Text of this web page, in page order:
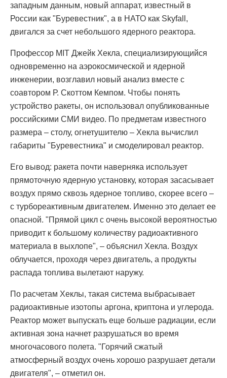
западным данным, новый аппарат, известный в
России как "Буревестник", а в НАТО как Skyfall,
двигался за счет небольшого ядерного реактора.
Профессор MIT Джейк Хекла, специализирующийся
одновременно на аэрокосмической и ядерной
инженерии, возглавил новый анализ вместе с
соавтором Р. Скоттом Кемпом. Чтобы понять
устройство ракеты, он использовал опубликованные
российскими СМИ видео. По предметам известного
размера – столу, огнетушителю – Хекла вычислил
габариты "Буревестника" и смоделировал реактор.
Его вывод: ракета почти наверняка использует
прямоточную ядерную установку, которая засасывает
воздух прямо сквозь ядерное топливо, скорее всего –
с турбореактивным двигателем. Именно это делает ее
опасной. "Прямой цикл с очень высокой вероятностью
приводит к большому количеству радиоактивного
материала в выхлопе", – объяснил Хекла. Воздух
облучается, проходя через двигатель, а продукты
распада топлива вылетают наружу.
По расчетам Хеклы, такая система выбрасывает
радиоактивные изотопы аргона, криптона и углерода.
Реактор может выпускать еще больше радиации, если
активная зона начнет разрушаться во время
многочасового полета. "Горячий сжатый
атмосферный воздух очень хорошо разрушает детали
двигателя", – отметил он.